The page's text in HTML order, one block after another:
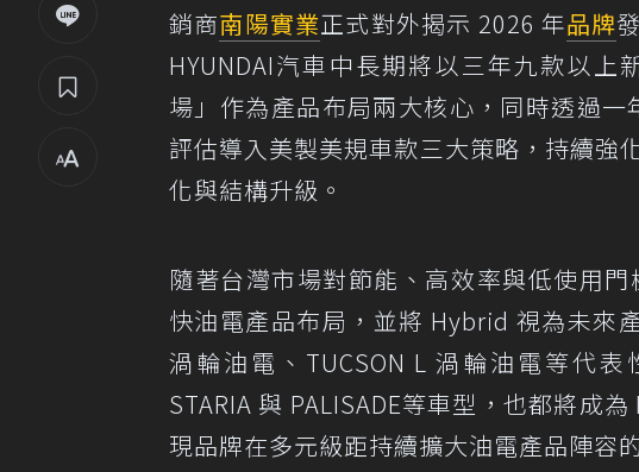
銷商南陽實業正式對外揭示 2026 年品牌
HYUNDAI汽車中長期將以三年九款以上
場」作為產品布局兩大核心，同時透過
評估導入美製美規車款三大策略，持續強
化與結構升級。
隨著台灣市場對節能、高效率與低使用門
快油電產品布局，並將 Hybrid 視為未來
渦輪油電、TUCSON L 渦輪油電等代
STARIA 與 PALISADE等車型，也都將成
現品牌在多元級距持續擴大油電產品陣容